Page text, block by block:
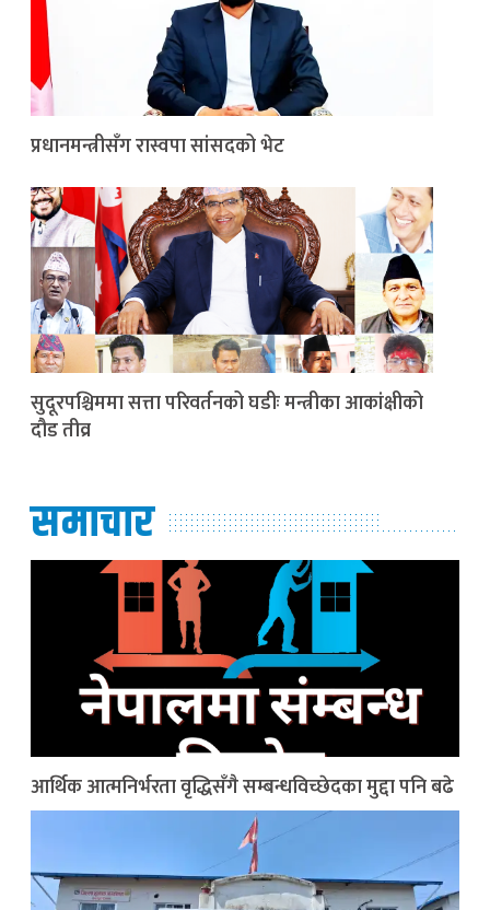
प्रधानमन्त्रीसँग रास्वपा सांसदको भेट
सुदूरपश्चिममा सत्ता परिवर्तनको घडीः मन्त्रीका आकांक्षीको
दौड तीव्र
समाचार
आर्थिक आत्मनिर्भरता वृद्धिसँगै सम्बन्धविच्छेदका मुद्दा पनि बढे